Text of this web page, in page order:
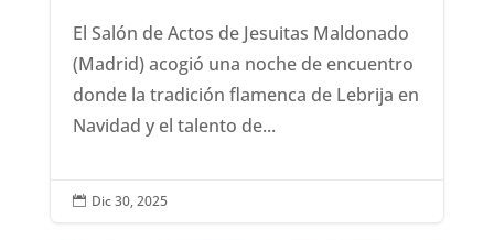
El Salón de Actos de Jesuitas Maldonado
(Madrid) acogió una noche de encuentro
donde la tradición flamenca de Lebrija en
Navidad y el talento de...
 Dic 30, 2025